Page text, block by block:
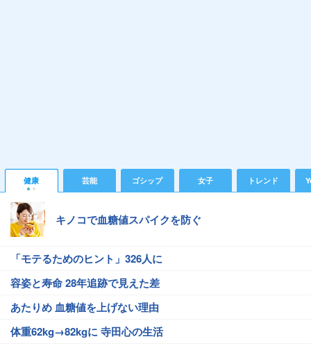
健康 芸能 ゴシップ 女子 トレンド
キノコで血糖値スパイクを防ぐ
「モテるためのヒント」326人に
容姿と寿命 28年追跡で見えた差
あたりめ 血糖値を上げない理由
体重62kg→82kgに 寺田心の生活